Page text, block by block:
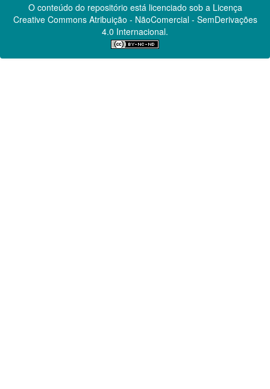
O conteúdo do repositório está licenciado sob a Licença
Creative CommonsAtribuição - NãoComercial - SemDerivações
4.0 Internacional.